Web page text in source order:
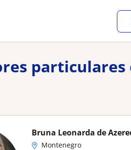
particulares
Bruna Leonarda de
Montenegro